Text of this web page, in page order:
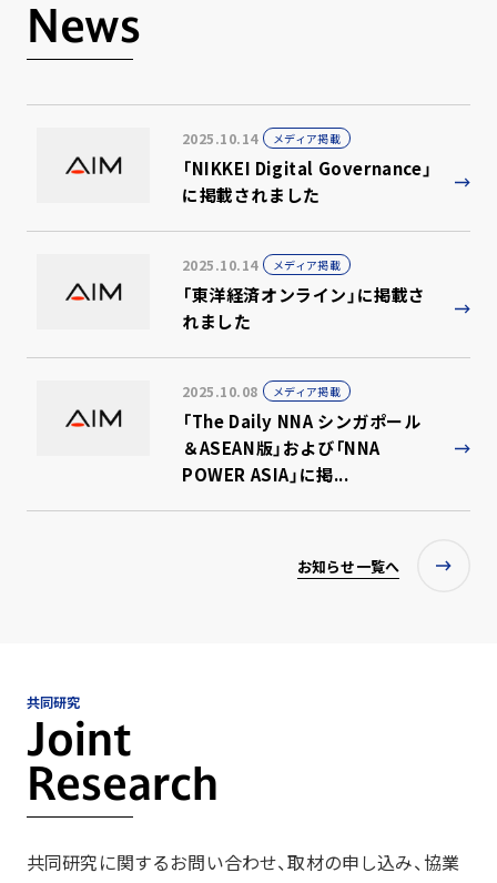
News
2025.10.14 メディア掲載
「NIKKEI Digital Governance」
に掲載されました
2025.10.14 メディア掲載
「東洋経済オンライン」に掲載さ
れました
2025.10.08 メディア掲載
「The Daily NNA シンガポール
＆ASEAN版」および「NNA
POWER ASIA」に掲...
お知らせ一覧へ
共同研究
Joint
Research
共同研究に関するお問い合わせ、取材の申し込み、協業